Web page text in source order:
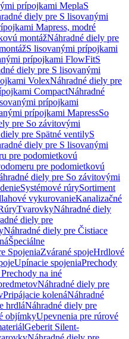
prípojkami MeplaS
diely pre S lisovanými
Mapress, modré
montážNáhradné diely pre
S lisovanými prípojkami
prípojkami FlowFitS
diely pre S lisovanými
VolexNáhradné diely pre
CompactNáhradné
prípojkami
prípojkami MapressSo
pre So závitovými
pre Spätné ventilyS
diely pre S lisovanými
pre podomietkovú
pre podomietkovú
diely pre So závitovými
Systémové rúrySortiment
vykurovanieKanalizačné
TvarovkyNáhradné diely
diely pre
Náhradné diely pre Čistiace
Špeciálne
SpojeniaZvárané spojeHrdlové
Upínacie spojeniaPrechody
na iné
Náhradné diely pre
Pripájacie kolenáNáhradné
hrdláNáhradné diely pre
objímkyUpevnenia pre rúrové
Geberit Silent-